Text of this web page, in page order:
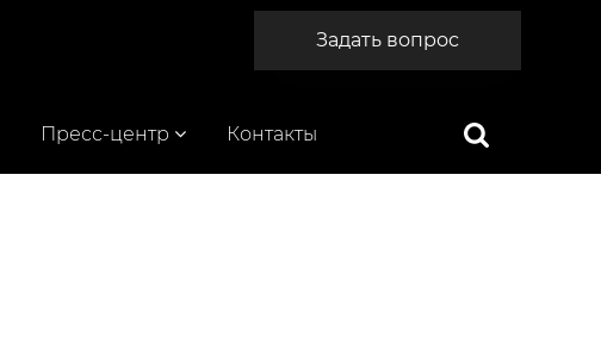
Задать вопрос
Пресс-центр Контакты